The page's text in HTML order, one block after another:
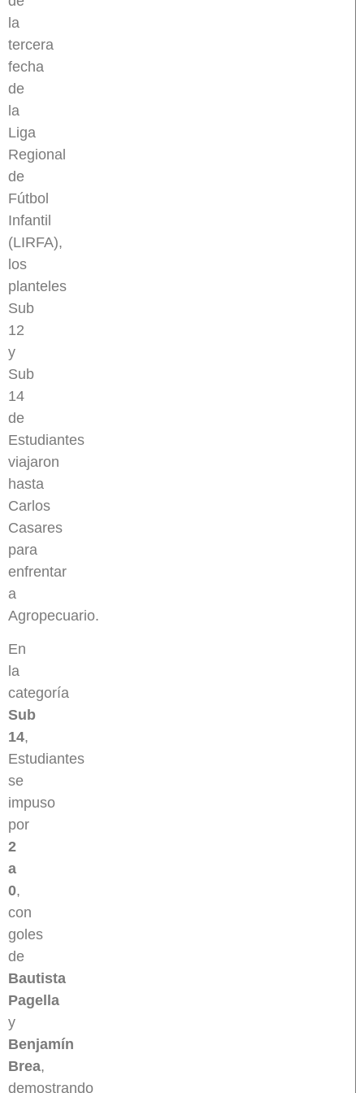
la
tercera
fecha
de
la
Liga
Regional
de
Fútbol
Infantil
(LIRFA),
los
planteles
Sub
12
y
Sub
14
de
Estudiantes
viajaron
hasta
Carlos
Casares
para
enfrentar
a
Agropecuario.
En
la
categoría
Sub
14,
Estudiantes
se
impuso
por
2
a
0,
con
goles
de
Bautista
Pagella
y
Benjamín
Brea,
demostrando